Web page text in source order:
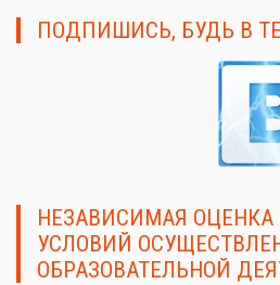
ПОДПИШИСЬ, БУДЬ В
НЕЗАВИСИМАЯ ОЦЕНКА
УСЛОВИЙ
ОБРАЗОВАТЕЛЬНОЙ